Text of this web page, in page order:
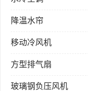
降温水帘
移动冷风机
方型排气扇
玻璃钢负压风机